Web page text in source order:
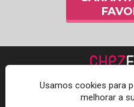
Usamos cookies para
melhorar a